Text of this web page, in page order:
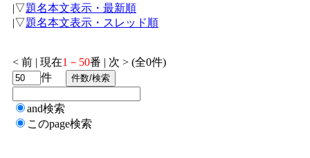
|▽題名本文表示・最新順
|▽題名本文表示・スレッド順
< 前 | 現在1－50番 | 次 > (全0件)
件
and検索
このpage検索